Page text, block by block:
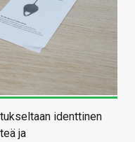
identtinen
ja